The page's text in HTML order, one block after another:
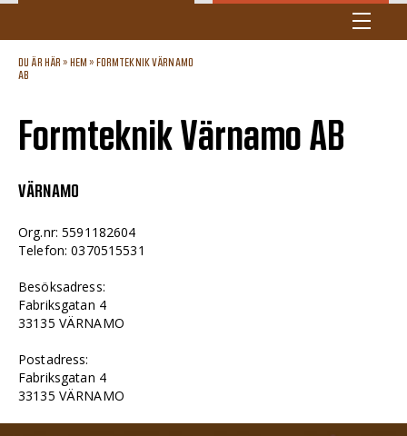
DU ÄR HÄR » HEM » FORMTEKNIK VÄRNAMO
AB
Formteknik Värnamo AB
VÄRNAMO
Org.nr: 5591182604
Telefon: 0370515531
Besöksadress:
Fabriksgatan 4
33135 VÄRNAMO
Postadress:
Fabriksgatan 4
33135 VÄRNAMO